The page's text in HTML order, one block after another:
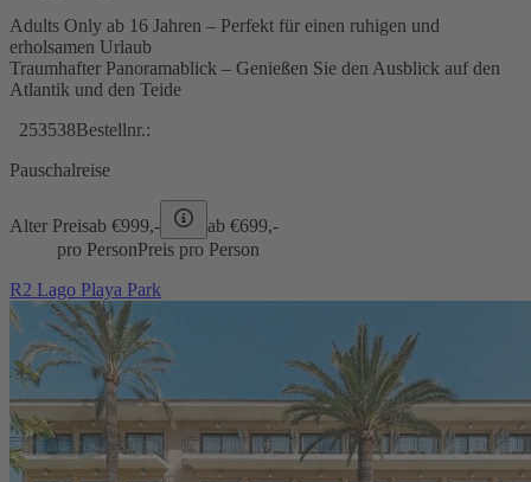
Adults Only ab 16 Jahren – Perfekt für einen ruhigen und
erholsamen Urlaub
Traumhafter Panoramablick – Genießen Sie den Ausblick auf den
Atlantik und den Teide
253538Bestellnr.:
Pauschalreise
Alter Preisab €999,- ab €699,-
pro PersonPreis pro Person
R2 Lago Playa Park